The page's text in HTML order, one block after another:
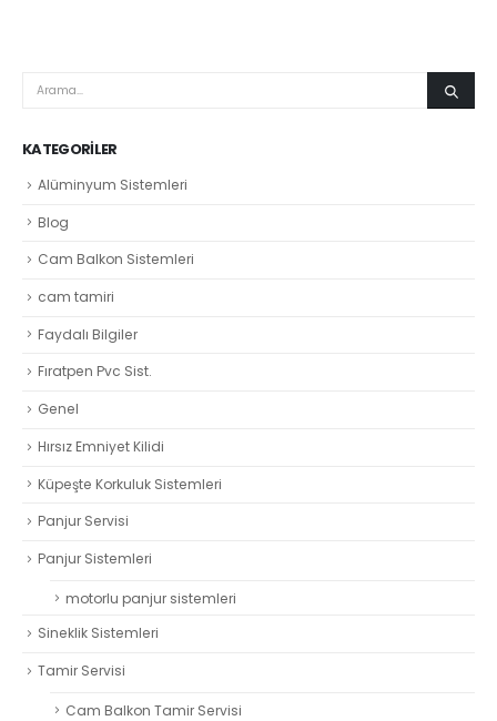
KATEGORILER
Alüminyum Sistemleri
Blog
Cam Balkon Sistemleri
cam tamiri
Faydalı Bilgiler
Fıratpen Pvc Sist.
Genel
Hırsız Emniyet Kilidi
Küpeşte Korkuluk Sistemleri
Panjur Servisi
Panjur Sistemleri
motorlu panjur sistemleri
Sineklik Sistemleri
Tamir Servisi
Cam Balkon Tamir Servisi